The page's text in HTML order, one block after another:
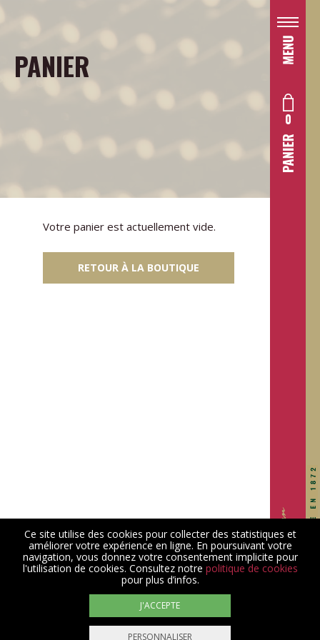
0
PANIER
Votre panier est actuellement vide.
RETOUR À LA BOUTIQUE
©2026 Caves Sunnen-Hoffmann
Mentions légales
Conditions générales de vente
Panier
Politique de confidentialité
Ce site utilise des cookies pour collecter des statistiques et
améliorer votre expérience en ligne. En poursuivant votre
navigation, vous donnez votre consentement implicite pour
l'utilisation de cookies. Consultez notre politique de cookies
pour plus d’infos.
J'ACCEPTE
PERSONNALISER